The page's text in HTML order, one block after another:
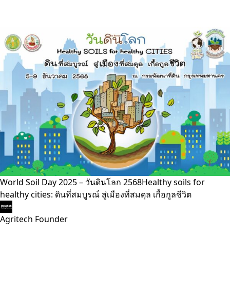
World Soil Day 2025 – วันดินโลก 2568Healthy soils for
healthy cities: ดินที่สมบูรณ์ สู่เมืองที่สมดุล เกื้อกูลชีวิต
Agritech Founder